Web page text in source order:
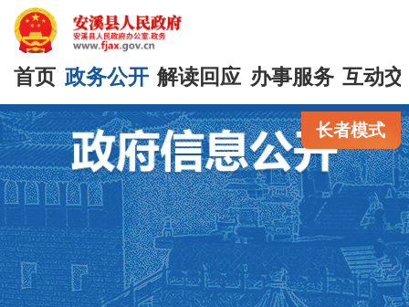
首页 政务公开 解读回应 办事服务 互动
长者模式